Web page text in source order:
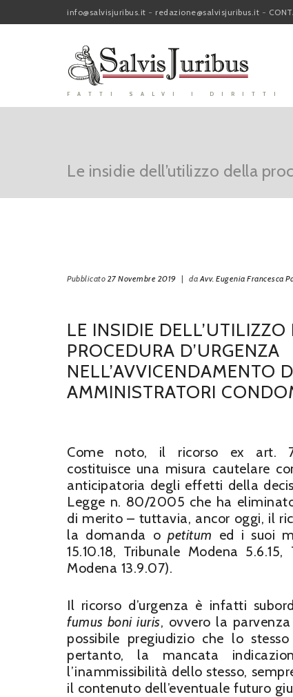
info@salvisjuribus.it - redazione@salvisjuribus.it -
FATTI SALVI I DIRITTI
Le insidie dell’utilizzo della
Pubblicato 27 Novembre 2019 | daAvv. Eugenia Francesca
LE INSIDIE DELL’UTILIZZO
PROCEDURA D’URGENZA
NELL’AVVICENDAMENTO
AMMINISTRATORI
Come noto, il ricorso ex art.
costituisce una misura cautelare
anticipatoria degli effetti della
Legge n. 80/2005 che ha
di merito – tuttavia, ancor oggi, il
la domanda opetitum ed i suoi
15.10.18, Tribunale Modena
Modena 13.9.07).
Il ricorso d’urgenza è infatti
fumus boni iuris, ovvero la
possibile pregiudizio che lo
pertanto, la mancata
l’inammissibilità dello stesso,
il contenuto dell’eventuale futuro